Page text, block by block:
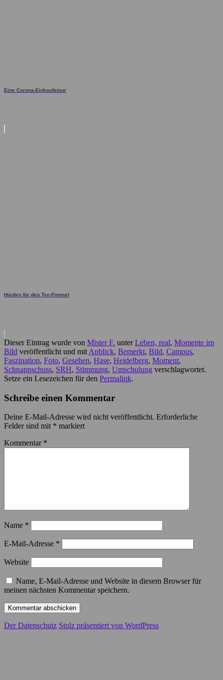
Eine Corona-Einkaufstour
Hürden für den Tee-Fimmel
Dieser Eintrag wurde von Mister F. unterLeben, real, Momente im
Bild veröffentlicht und mit Anblick, Bemerkt, Bild, Campus,
Faszination, Foto, Gesehen, Hase, Heidelberg, Moment,
Schnappschuss, SRH, Stimmung, Umschulung verschlagwortet.
Setze ein Lesezeichen für den Permalink.
Schreibe einen Kommentar
Deine E-Mail-Adresse wird nicht veröffentlicht. Erforderliche
Felder sind mit * markiert
Kommentar *
Name *
E-Mail-Adresse *
Website
Name, E-Mail-Adresse und Website in diesem Browser für
meinen nächsten Kommentar speichern.
Der Datenschutz Stolz präsentiert von WordPress